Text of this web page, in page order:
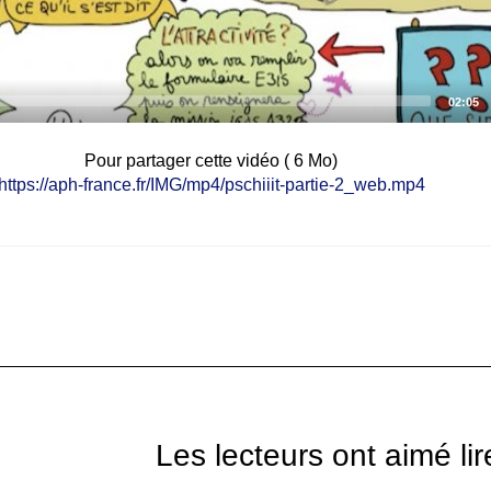
Total
02:05
pschiiit la video partie 2
Pour partager cette vidéo ( 6 Mo)
https://aph-france.fr/IMG/mp4/pschiiit-partie-2_web.mp4
Les lecteurs ont aimé